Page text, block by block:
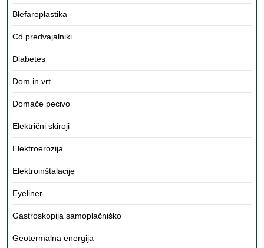
Blefaroplastika
Cd predvajalniki
Diabetes
Dom in vrt
Domače pecivo
Električni skiroji
Elektroerozija
Elektroinštalacije
Eyeliner
Gastroskopija samoplačniško
Geotermalna energija